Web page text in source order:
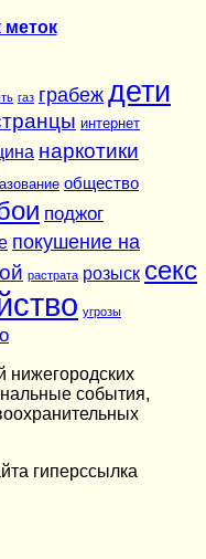
газ грабеж дети
интернет
наркотики
общество
поджог
покушение на
растрата розыск секс
угрозы
нижегородских
события,
гиперссылка